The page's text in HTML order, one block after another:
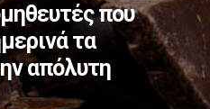
που
τα
απόλυτη